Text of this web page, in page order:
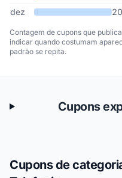
dez 20
Contagem de cupons que
indicar quando costumam
padrão se repita.
Cupons
Cupons de